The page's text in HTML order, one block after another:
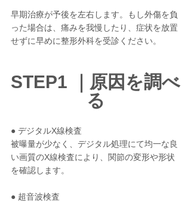
早期治療が予後を左右します。もし外傷を負
った場合は、痛みを我慢したり、症状を放置
せずに早めに整形外科を受診ください。
STEP1 ｜原因を調べ
る
● デジタルX線検査
被曝量が少なく、デジタル処理にて均一な良
い画質のX線検査により、関節の変形や形状
を確認します。
● 超音波検査